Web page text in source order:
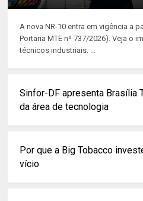
A nova NR-10 entra em vigência a
Portaria MTE nº 737/2026). Veja o
técnicos industriais. ...
Sinfor-DF apresenta Brasília
da área de tecnologia
Por que a Big Tobacco
vício